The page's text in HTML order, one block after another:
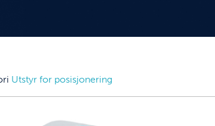
Utstyr for posisjonering